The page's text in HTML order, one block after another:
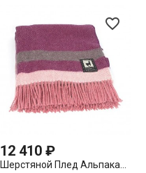
favorite_border
12 410 ₽
Шерстяной Плед Альпака...